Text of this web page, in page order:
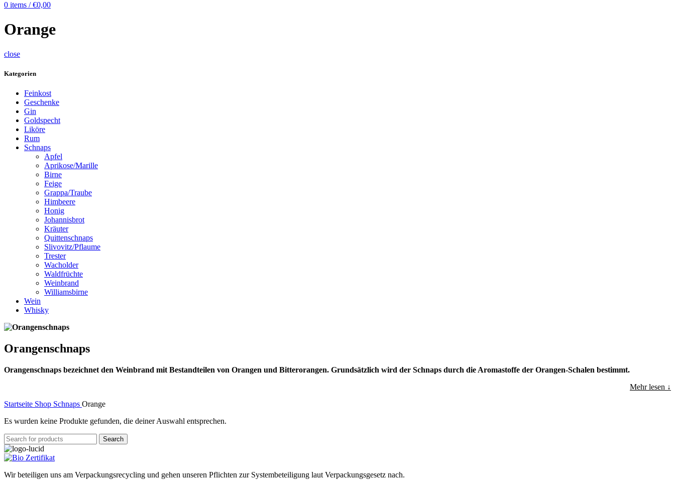
0 items / €0,00
Orange
close
Kategorien
Feinkost
Geschenke
Gin
Goldspecht
Liköre
Rum
Schnaps
Apfel
Aprikose/Marille
Birne
Feige
Grappa/Traube
Himbeere
Honig
Johannisbrot
Kräuter
Quittenschnaps
Slivovitz/Pflaume
Trester
Wacholder
Waldfrüchte
Weinbrand
Williamsbirne
Wein
Whisky
Orangenschnaps
Orangenschnaps bezeichnet den Weinbrand mit Bestandteilen von Orangen und Bitterorangen. Grundsätzlich wird der Schnaps durch die Aromastoffe der Orangen-Schalen bestimmt.
Mehr lesen ↓
Startseite Shop Schnaps Orange
Es wurden keine Produkte gefunden, die deiner Auswahl entsprechen.
Search
Wir beteiligen uns am Verpackungsrecycling und gehen unseren Pflichten zur Systembeteiligung laut Verpackungsgesetz nach.